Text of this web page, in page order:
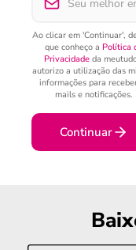
Ao clicar em 'Continuar',
que conheço a Política
Privacidadeda
autorizo a utilização das
informações para
mails e notificações.
Continuar